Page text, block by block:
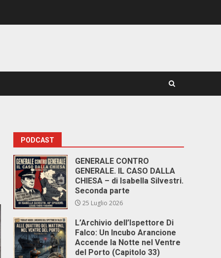
PODCAST
GENERALE CONTRO
GENERALE. IL CASO DALLA
CHIESA – di Isabella Silvestri.
Seconda parte
25 Luglio 2026
L’Archivio dell’Ispettore Di
Falco: Un Incubo Arancione
Accende la Notte nel Ventre
del Porto (Capitolo 33)